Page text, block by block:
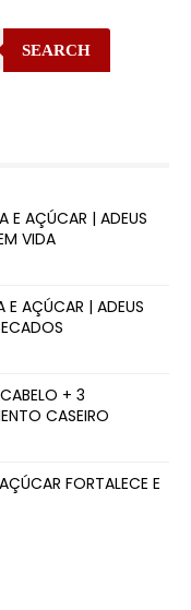
SEARCH
E AÇÚCAR | ADEUS
VIDA
E AÇÚCAR | ADEUS
+ 3
CASEIRO
FORTALECE E